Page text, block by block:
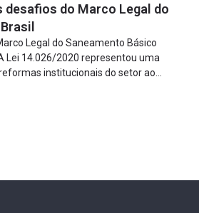
desafios do Marco Legal do
Legal do Saneamento Básico
Lei 14.026/2020 representou uma
institucionais do setor ao
da iniciativa privada,